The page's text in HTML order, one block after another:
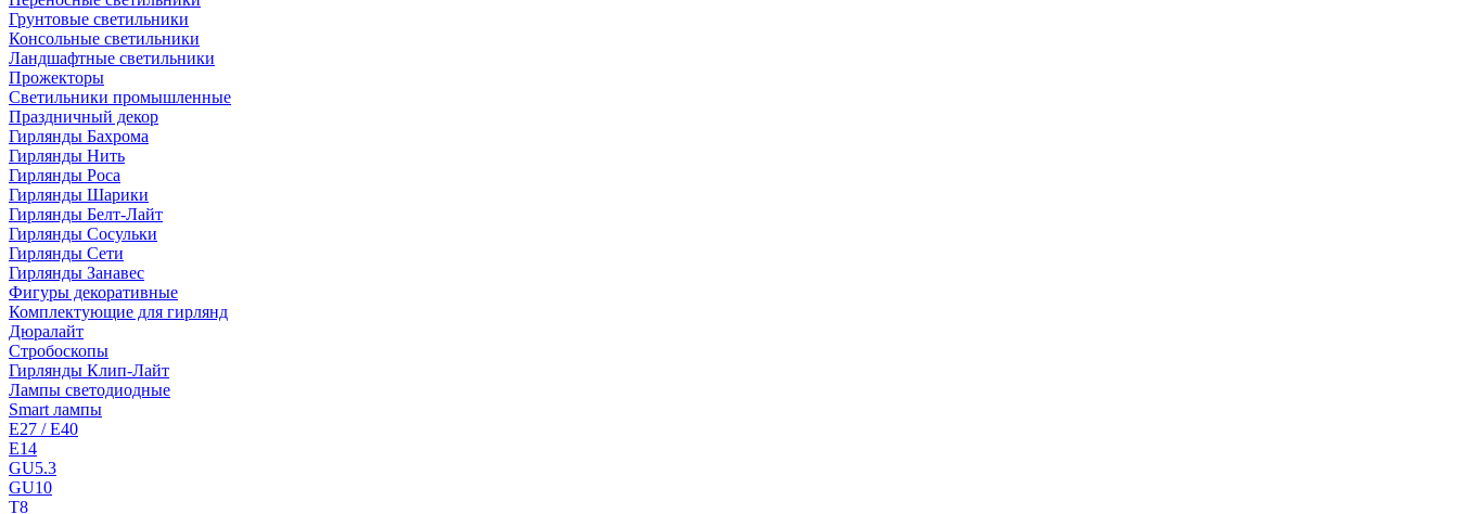
Грунтовые светильники
Консольные светильники
Ландшафтные светильники
Прожекторы
Светильники промышленные
Праздничный декор
Гирлянды Бахрома
Гирлянды Нить
Гирлянды Роса
Гирлянды Шарики
Гирлянды Белт-Лайт
Гирлянды Сосульки
Гирлянды Сети
Гирлянды Занавес
Фигуры декоративные
Комплектующие для гирлянд
Дюралайт
Стробоскопы
Гирлянды Клип-Лайт
Лампы светодиодные
Smart лампы
E27 / E40
E14
GU5.3
GU10
T8